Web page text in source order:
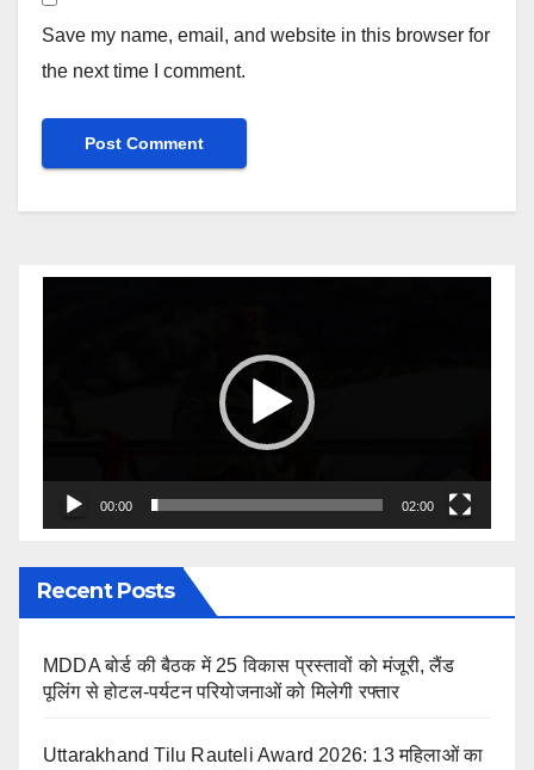
Save my name, email, and website in this browser for
the next time I comment.
00:00 02:00
Recent Posts
MDDA बोर्ड की बैठक में 25 विकास प्रस्तावों को मंजूरी, लैंड
पूलिंग से होटल-पर्यटन परियोजनाओं को मिलेगी रफ्तार
Uttarakhand Tilu Rauteli Award 2026: 13 महिलाओं का